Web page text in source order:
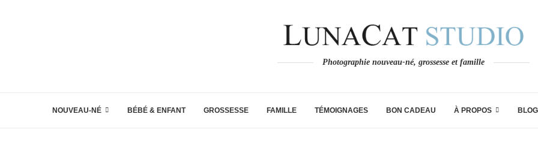
Photographie nouveau-né, grossesse et famille
NOUVEAU-NÉ BÉBÉ & ENFANT GROSSESSE FAMILLE TÉMOIGNAGES BON CADEAU À PROPOS BLOG